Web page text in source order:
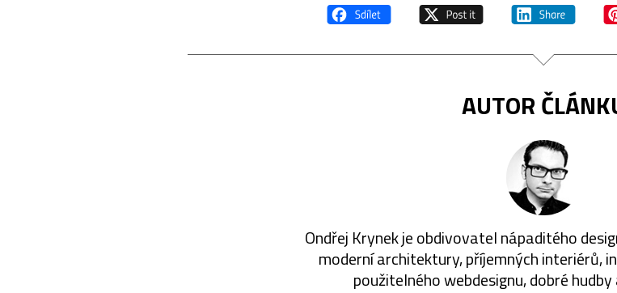
AUTOR
Ondřej Krynek je obdivovatel nápaditého
moderní architektury, příjemných interiérů,
použitelného webdesignu, dobré